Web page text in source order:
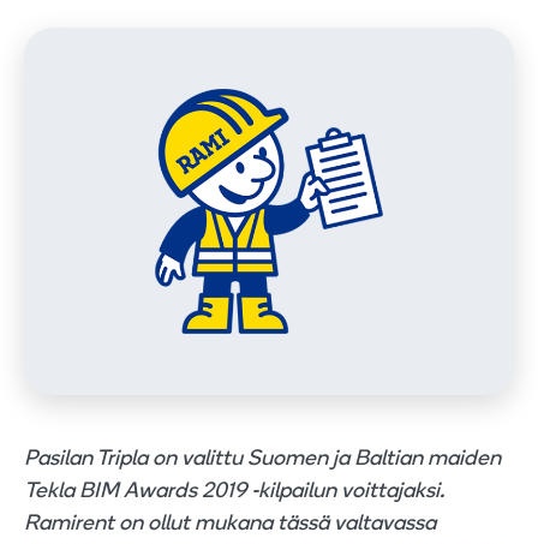
Pasilan Tripla on valittu Suomen ja Baltian maiden
Tekla BIM Awards 2019 -kilpailun voittajaksi.
Ramirent on ollut mukana tässä valtavassa